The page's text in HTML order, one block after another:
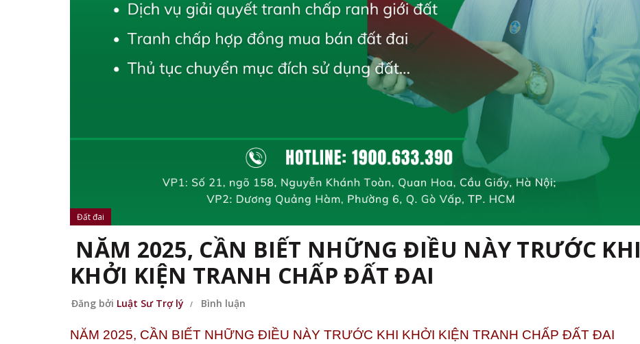
Đất đai
NĂM 2025, CẦN BIẾT NHỮNG ĐIỀU NÀY TRƯỚC KHI
KHỞI KIỆN TRANH CHẤP ĐẤT ĐAI
Đăng bởi Luật Sư Trợ lý Bình luận
NĂM 2025, CẦN BIẾT NHỮNG ĐIỀU NÀY TRƯỚC KHI KHỞI KIỆN TRANH CHẤP ĐẤT ĐAI